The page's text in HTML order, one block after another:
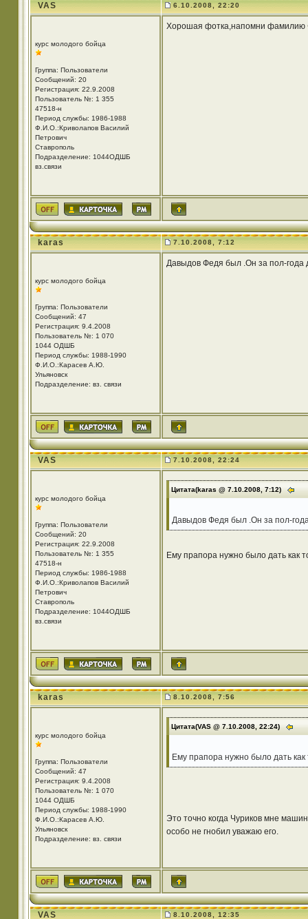
VAS 6.10.2008, 22:20
курс молодого бойца
Группа: Пользователи
Сообщений: 20
Регистрация: 22.9.2008
Пользователь №: 1 355
47518-н
Период службы: 1986-1988
Ф.И.О.:Криволапов Василий
Петрович
Ставрополь
Подразделение: 1044ОДШБ
вз.связи
Хорошая фотка,напомни фамилию
karas 7.10.2008, 7:12
курс молодого бойца
Группа: Пользователи
Сообщений: 47
Регистрация: 9.4.2008
Пользователь №: 1 070
1044 ОДШБ
Период службы: 1988-1990
Ф.И.О.:Карасев А.Ю.
Ульяновск
Подразделение: вз. связи
Давыдов Федя был .Он за пол-года
VAS 7.10.2008, 22:24
курс молодого бойца
Группа: Пользователи
Сообщений: 20
Регистрация: 22.9.2008
Пользователь №: 1 355
47518-н
Период службы: 1986-1988
Ф.И.О.:Криволапов Василий
Петрович
Ставрополь
Подразделение: 1044ОДШБ
вз.связи
Цитата(karas @ 7.10.2008, 7:12)
Давыдов Федя был .Он за пол-
Ему прапора нужно было дать как
karas 8.10.2008, 7:56
курс молодого бойца
Группа: Пользователи
Сообщений: 47
Регистрация: 9.4.2008
Пользователь №: 1 070
1044 ОДШБ
Период службы: 1988-1990
Ф.И.О.:Карасев А.Ю.
Ульяновск
Подразделение: вз. связи
Цитата(VAS @ 7.10.2008, 22:24)
Ему прапора нужно было дать
Это точно когда Чуриков мне
особо не гнобил уважаю его.
VAS 8.10.2008, 12:35